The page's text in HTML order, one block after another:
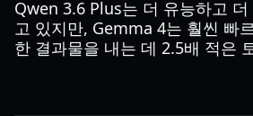
Qwen 3.6 Plus는 더 유능하고
고 있지만, Gemma 4는 훨씬 빠
한 결과물을 내는 데 2.5배 적은